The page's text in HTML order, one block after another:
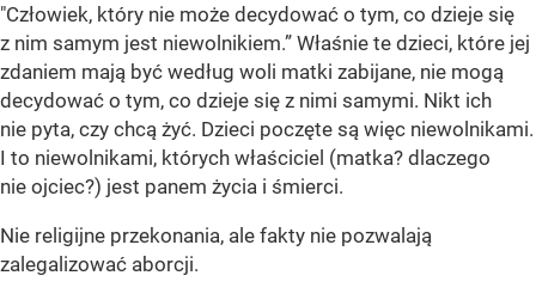
"Człowiek, który nie może decydować o tym, co dzieje się
z nim samym jest niewolnikiem.” Właśnie te dzieci, które jej
zdaniem mają być według woli matki zabijane, nie mogą
decydować o tym, co dzieje się z nimi samymi. Nikt ich
nie pyta, czy chcą żyć. Dzieci poczęte są więc niewolnikami.
I to niewolnikami, których właściciel (matka? dlaczego
nie ojciec?) jest panem życia i śmierci.
Nie religijne przekonania, ale fakty nie pozwalają
zalegalizować aborcji.